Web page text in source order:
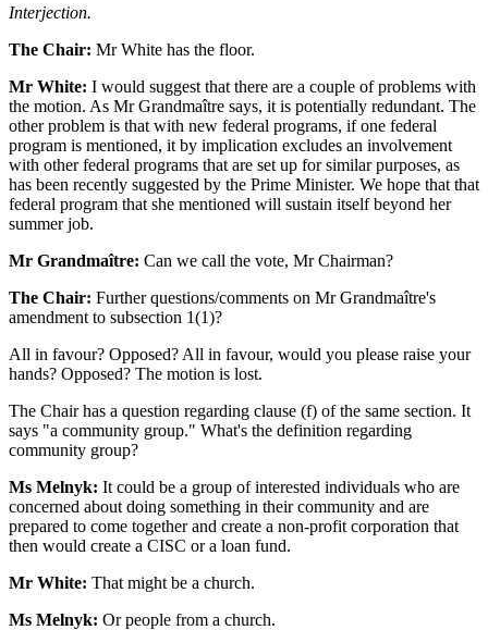
Interjection.
The Chair: Mr White has the floor.
Mr White: I would suggest that there are a couple of problems with
the motion. As Mr Grandmaître says, it is potentially redundant. The
other problem is that with new federal programs, if one federal
program is mentioned, it by implication excludes an involvement
with other federal programs that are set up for similar purposes, as
has been recently suggested by the Prime Minister. We hope that that
federal program that she mentioned will sustain itself beyond her
summer job.
Mr Grandmaître: Can we call the vote, Mr Chairman?
The Chair: Further questions/comments on Mr Grandmaître's
amendment to subsection 1(1)?
All in favour? Opposed? All in favour, would you please raise your
hands? Opposed? The motion is lost.
The Chair has a question regarding clause (f) of the same section. It
says "a community group." What's the definition regarding
community group?
Ms Melnyk: It could be a group of interested individuals who are
concerned about doing something in their community and are
prepared to come together and create a non-profit corporation that
then would create a CISC or a loan fund.
Mr White: That might be a church.
Ms Melnyk: Or people from a church.